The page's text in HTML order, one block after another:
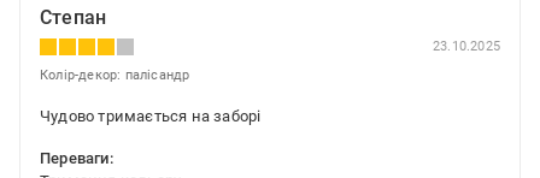
Степан
23.10.2025
Колір-декор: палісандр
Чудово тримається на заборі
Переваги: